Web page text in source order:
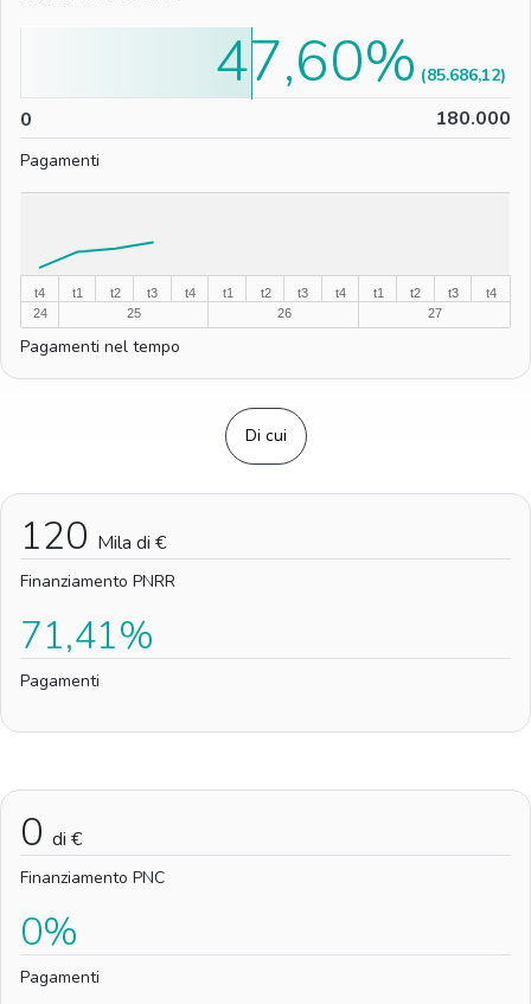
0 180.000
47,60% (85.686,12)
Pagamenti
t4
24
t1
25
t2 t3 t4
t1
26
t2 t3 t4
t1
27
t2 t3 t4
Pagamenti nel tempo
Di cui
120 Mila di €
Finanziamento PNRR
71,41%
Pagamenti
0 di €
Finanziamento PNC
0%
Pagamenti